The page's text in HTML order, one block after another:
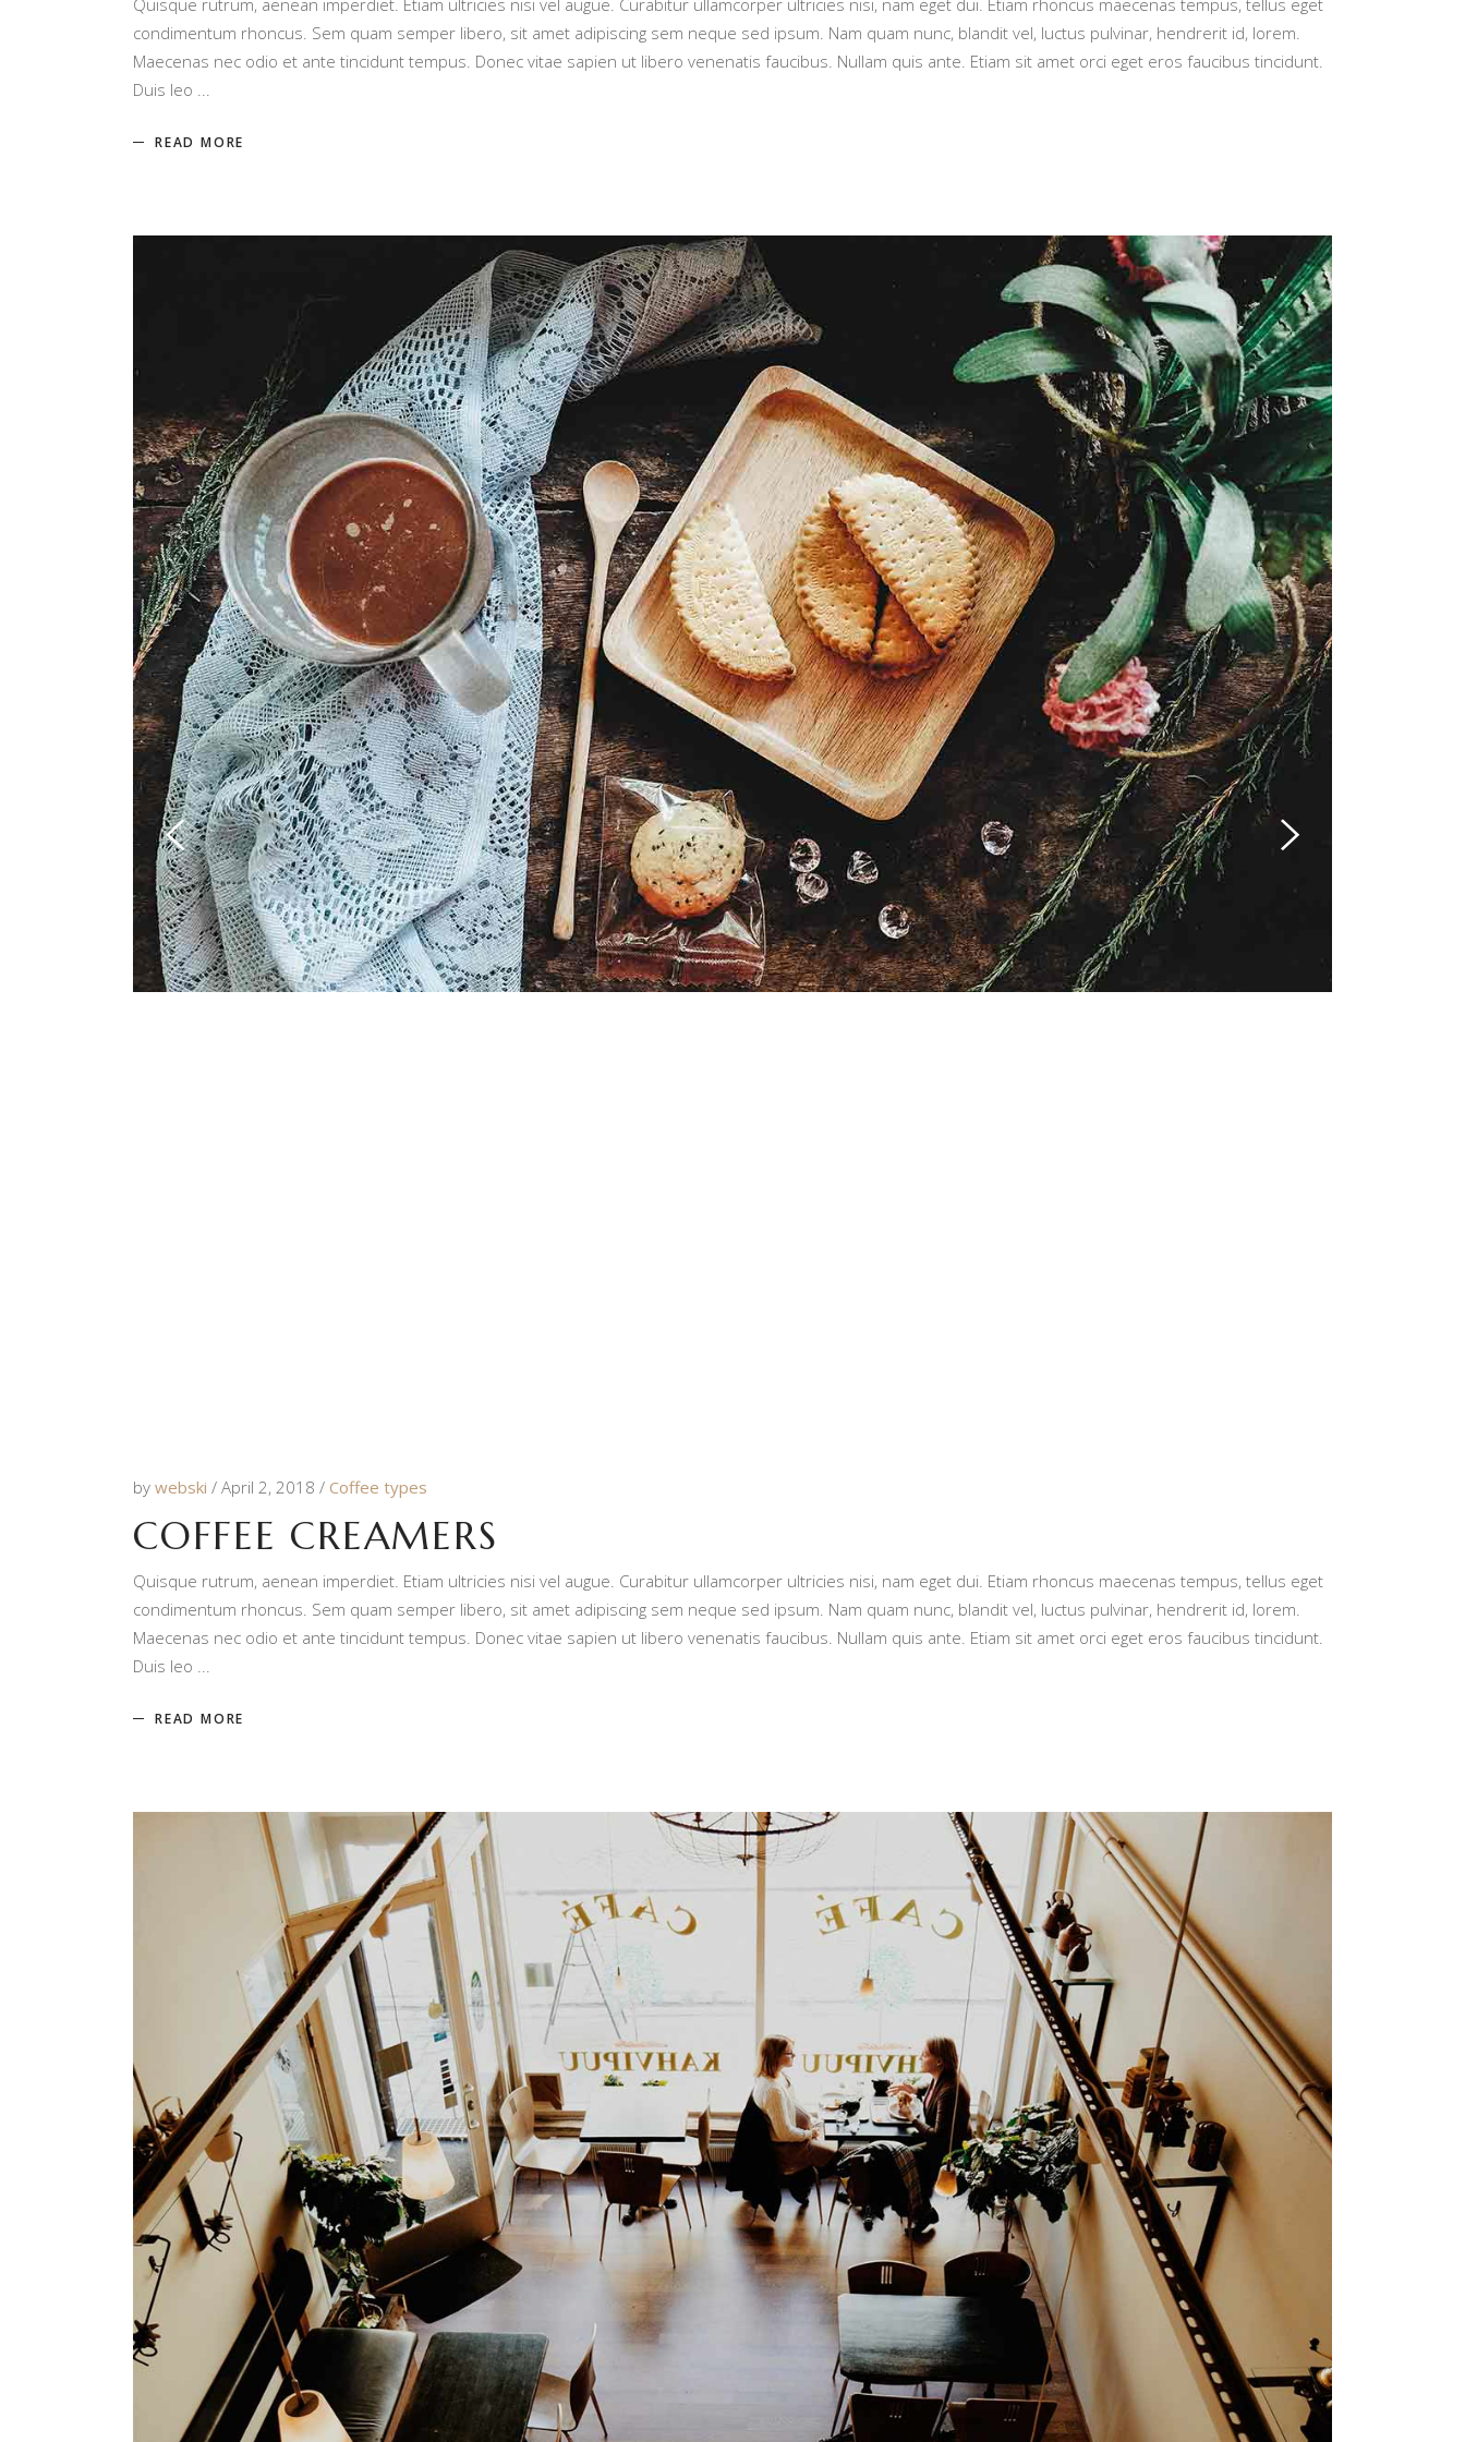
condimentum rhoncus. Sem quam semper libero, sit amet adipiscing sem neque sed ipsum. Nam quam nunc, blandit vel, luctus pulvinar, hendrerit id, lorem.
Maecenas nec odio et ante tincidunt tempus. Donec vitae sapien ut libero venenatis faucibus. Nullam quis ante. Etiam sit amet orci eget eros faucibus tincidunt.
Duis leo
READ MORE
by webski April 2, 2018 Coffee types
COFFEE CREAMERS
Quisque rutrum, aenean imperdiet. Etiam ultricies nisi vel augue. Curabitur ullamcorper ultricies nisi, nam eget dui. Etiam rhoncus maecenas tempus, tellus eget
condimentum rhoncus. Sem quam semper libero, sit amet adipiscing sem neque sed ipsum. Nam quam nunc, blandit vel, luctus pulvinar, hendrerit id, lorem.
Maecenas nec odio et ante tincidunt tempus. Donec vitae sapien ut libero venenatis faucibus. Nullam quis ante. Etiam sit amet orci eget eros faucibus tincidunt.
Duis leo
READ MORE